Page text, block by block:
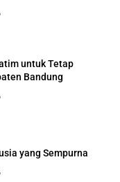
untuk Tetap
Bandung
yang Sempurna